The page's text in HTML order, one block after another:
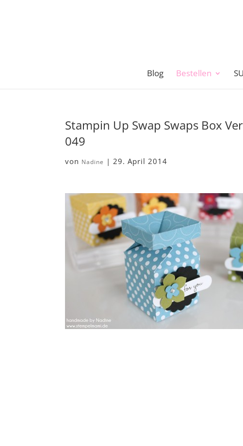
Blog Bestellen
Stampin Up Swap Swaps Box
049
von Nadine |29. April 2014